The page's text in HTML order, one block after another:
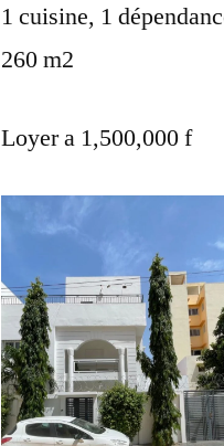
1 cuisine, 1
260 m2
Loyer a 1,500,000 f